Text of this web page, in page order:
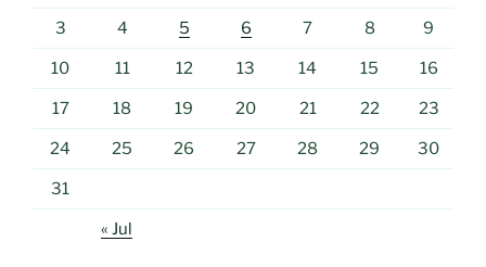
3 4 5 6 7 8 9
10 11 12 13 14 15 16
17 18 19 20 21 22 23
24 25 26 27 28 29 30
31
« Jul